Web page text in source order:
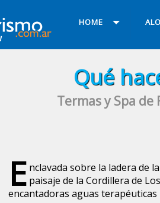
HOME
Qué
Termas y Spa
E nclavada sobre la ladera de
paisaje de la Cordillera de
encantadoras aguas